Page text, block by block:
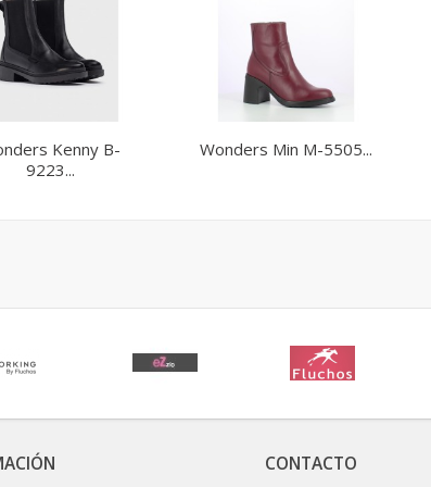
Kenny B-
9223...
Wonders Min M-5505...
CONTACTO